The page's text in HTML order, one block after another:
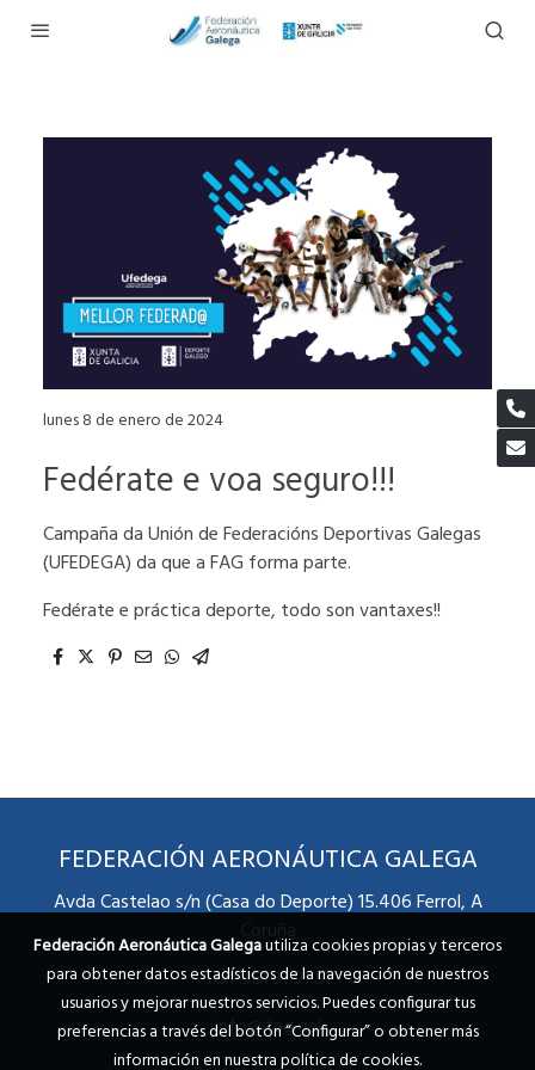
lunes 8 de enero de 2024
Fedérate e voa seguro!!!
Campaña da Unión de Federacións Deportivas Galegas
(UFEDEGA) da que a FAG forma parte.
Fedérate e práctica deporte, todo son vantaxes!!
FEDERACIÓN AERONÁUTICA GALEGA
Avda Castelao s/n (Casa do Deporte) 15.406 Ferrol, A
Coruña
Telf 981 31 91 51
info@fag.gal
Federación Aeronáutica Galegautiliza cookies propias y terceros
para obtener datos estadísticos de la navegación de nuestros
usuarios y mejorar nuestros servicios. Puedes configurar tus
preferencias a través del botón “Configurar” o obtener más
información en nuestrapolítica de cookies.